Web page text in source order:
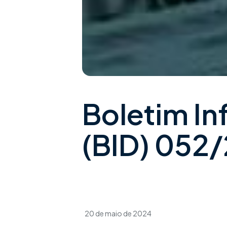
Boletim
(BID)
20 de maio de 2024